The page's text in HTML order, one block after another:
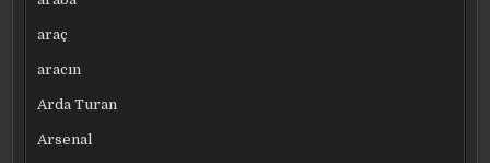
araç
aracın
Arda Turan
Arsenal